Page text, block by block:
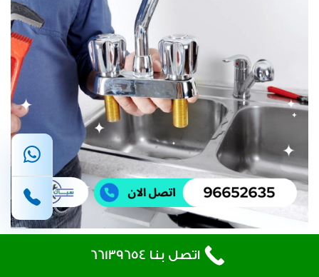
تسليك مجاري حطين
اتصل بنا 66139654